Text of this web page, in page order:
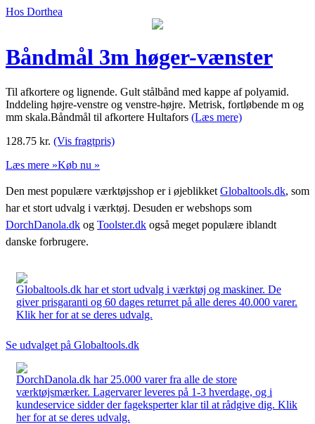
Hos Dorthea
Båndmål 3m høger-vænster
Til afkortere og lignende. Gult stålbånd med kappe af polyamid.
Inddeling højre-venstre og venstre-højre. Metrisk, fortløbende m og
mm skala.Båndmål til afkortere Hultafors (Læs mere)
128.75 kr. (Vis fragtpris)
Læs mere »Køb nu »
Den mest populære værktøjsshop er i øjeblikket Globaltools.dk, som
har et stort udvalg i værktøj. Desuden er webshops som
DorchDanola.dk og Toolster.dk også meget populære iblandt
danske forbrugere.
Globaltools.dk har et stort udvalg i værktøj og maskiner. De
giver prisgaranti og 60 dages returret på alle deres 40.000 varer.
Klik her for at se deres udvalg.
Se udvalget på Globaltools.dk
DorchDanola.dk har 25.000 varer fra alle de store
værktøjsmærker. Lagervarer leveres på 1-3 hverdage, og i
kundeservice sidder der fageksperter klar til at rådgive dig. Klik
her for at se deres udvalg.